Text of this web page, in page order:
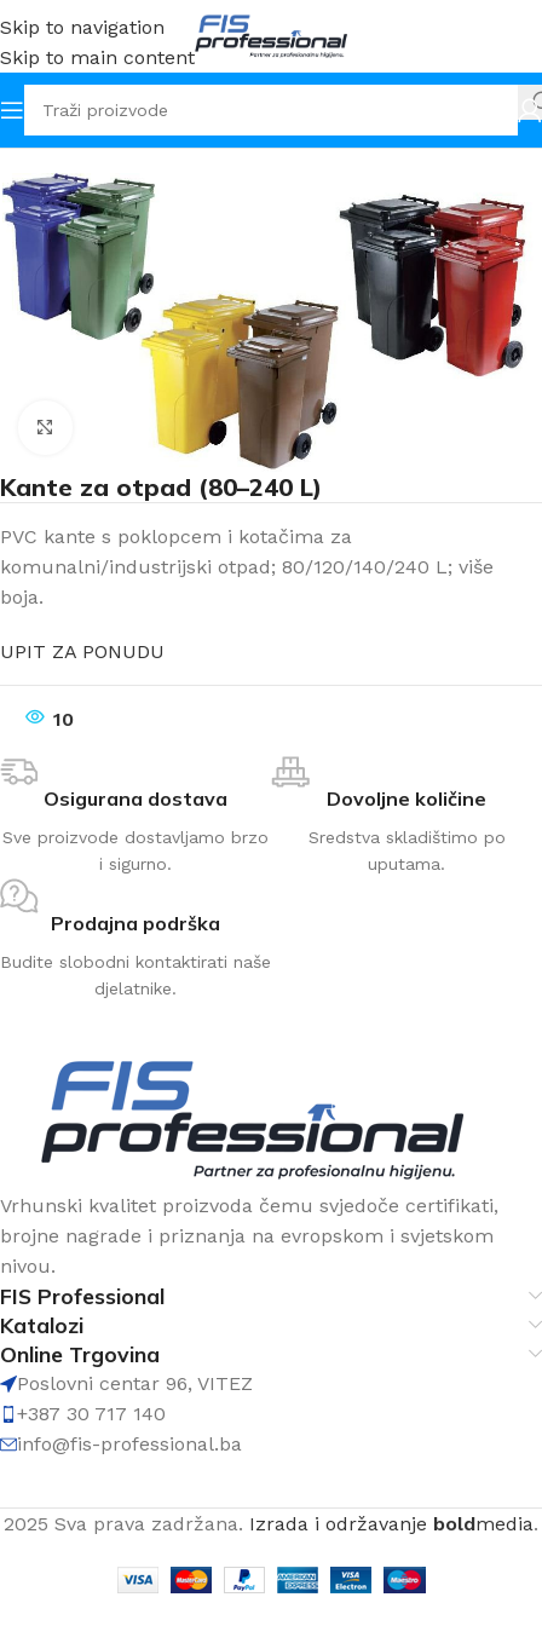
Skip to navigation
Skip to main content
Početna Oprema i pribor
Klikni za uvećanje
Kante za otpad (80–240 L)
PVC kante s poklopcem i kotačima za
komunalni/industrijski otpad; 80/120/140/240 L; više
boja.
UPIT ZA PONUDU
10
Osigurana dostava
Sve proizvode dostavljamo brzo
i sigurno.
Dovoljne količine
Sredstva skladištimo po
uputama.
Prodajna podrška
Budite slobodni kontaktirati naše
djelatnike.
Vrhunski kvalitet proizvoda čemu svjedoče certifikati,
brojne nagrade i priznanja na evropskom i svjetskom
nivou.
FIS Professional
Katalozi
Online Trgovina
Poslovni centar 96, VITEZ
+387 30 717 140
info@fis-professional.ba
2025 Sva prava zadržana. Izrada i održavanje boldmedia.